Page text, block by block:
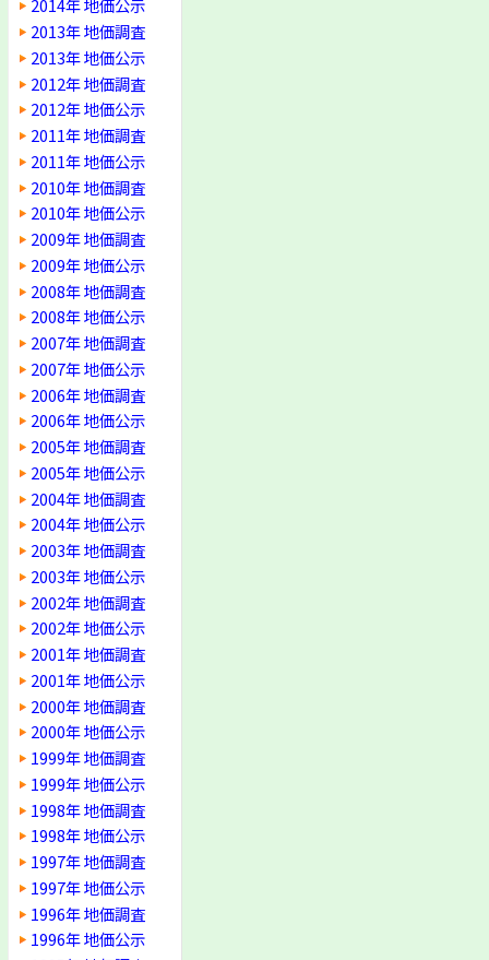
2014年 地価公示
2013年 地価調査
2013年 地価公示
2012年 地価調査
2012年 地価公示
2011年 地価調査
2011年 地価公示
2010年 地価調査
2010年 地価公示
2009年 地価調査
2009年 地価公示
2008年 地価調査
2008年 地価公示
2007年 地価調査
2007年 地価公示
2006年 地価調査
2006年 地価公示
2005年 地価調査
2005年 地価公示
2004年 地価調査
2004年 地価公示
2003年 地価調査
2003年 地価公示
2002年 地価調査
2002年 地価公示
2001年 地価調査
2001年 地価公示
2000年 地価調査
2000年 地価公示
1999年 地価調査
1999年 地価公示
1998年 地価調査
1998年 地価公示
1997年 地価調査
1997年 地価公示
1996年 地価調査
1996年 地価公示